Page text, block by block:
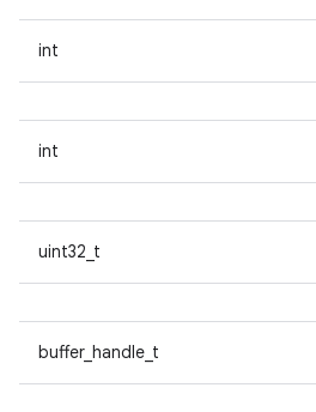
int
int
uint32_t
buffer_handle_t